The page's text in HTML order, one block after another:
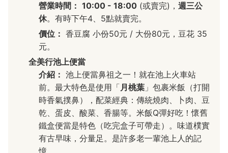
營業時間： 10:00 - 18:00 (或賣完)， 週三公
休。有時下午4、5點就賣完。
價位： 香豆腐 小份50元 / 大份80元，豆花 35
元。
全美行池上便當
介紹： 池上便當鼻祖之一！就在池上火車站
前。最大特色是使用「月桃葉 」包裹米飯（打開
時香氣撲鼻），配菜經典：傳統燒肉、卜肉、豆
乾、蛋皮、酸菜、香腸等。米飯Q彈好吃！懷舊
鐵盒便當是特色（吃完盒子可帶走）。味道樸實
有古早味，分量足。是許多老一輩池上人的記